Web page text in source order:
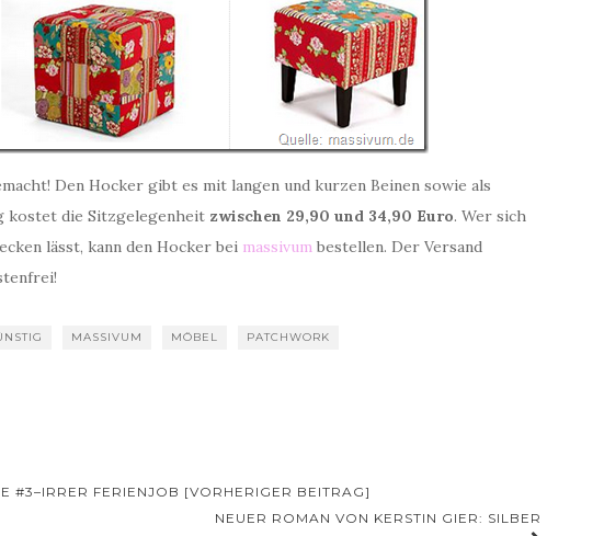
Den Hocker gibt es mit langen und kurzen Beinen sowie als
kostet die Sitzgelegenheit zwischen 29,90 und 34,90 Euro. Wer sich
lässt, kann den Hocker bei massivum bestellen. Der Versand
MASSIVUM MÖBEL PATCHWORK
#3–IRRER FERIENJOB [VORHERIGER BEITRAG]
NEUER ROMAN VON KERSTIN GIER: SILBER